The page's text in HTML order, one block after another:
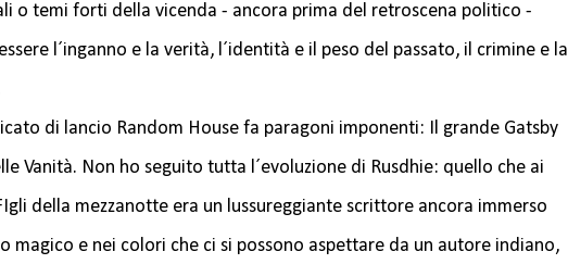
o temi forti della vicenda - ancora prima del retroscena politico -
l´inganno e la verità, l´identità e il peso del passato, il crimine e la
di lancio Random House fa paragoni imponenti: Il grande Gatsby
Vanità. Non ho seguito tutta l´evoluzione di Rusdhie: quello che ai
della mezzanotte era un lussureggiante scrittore ancora immerso
magico e nei colori che ci si possono aspettare da un autore indiano,